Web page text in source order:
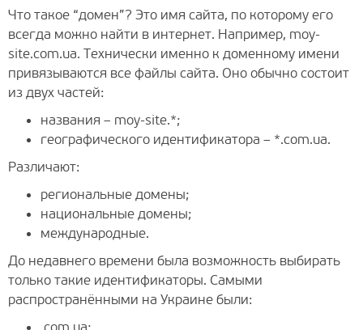
Что такое “домен”? Это имя сайта, по которому его
всегда можно найти в интернет. Например, moy-
site.com.ua. Технически именно к доменному имени
привязываются все файлы сайта. Оно обычно состоит
из двух частей:
названия – moy-site.*;
географического идентификатора – *.com.ua.
Различают:
региональные домены;
национальные домены;
международные.
До недавнего времени была возможность выбирать
только такие идентификаторы. Самыми
распространёнными на Украине были: